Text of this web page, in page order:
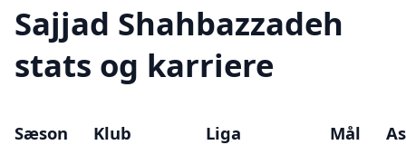
Sajjad Shahbazzadeh
stats og karriere
Sæson Klub Liga Mål